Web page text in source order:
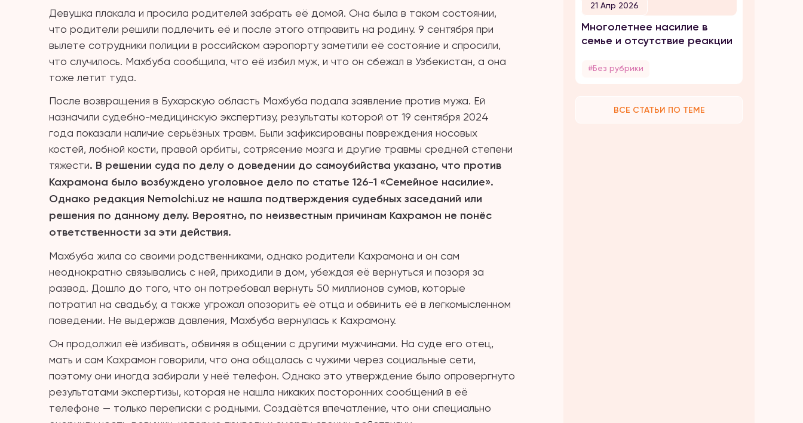
Девушка плакала и просила родителей забрать её домой. Она была в таком состоянии,
что родители решили подлечить её и после этого отправить на родину. 9 сентября при
вылете сотрудники полиции в российском аэропорту заметили её состояние и спросили,
что случилось. Махбуба сообщила, что её избил муж, и что он сбежал в Узбекистан, а она
тоже летит туда.
После возвращения в Бухарскую область Махбуба подала заявление против мужа. Ей
назначили судебно-медицинскую экспертизу, результаты которой от 19 сентября 2024
года показали наличие серьёзных травм. Были зафиксированы повреждения носовых
костей, лобной кости, правой орбиты, сотрясение мозга и другие травмы средней степени
тяжести. В решении суда по делу о доведении до самоубийства указано, что против
Кахрамона было возбуждено уголовное дело по статье 126-1 «Семейное насилие».
Однако редакция Nemolchi.uz не нашла подтверждения судебных заседаний или
решения по данному делу. Вероятно, по неизвестным причинам Кахрамон не понёс
ответственности за эти действия.
Махбуба жила со своими родственниками, однако родители Кахрамона и он сам
неоднократно связывались с ней, приходили в дом, убеждая её вернуться и позоря за
развод. Дошло до того, что он потребовал вернуть 50 миллионов сумов, которые
потратил на свадьбу, а также угрожал опозорить её отца и обвинить её в легкомысленном
поведении. Не выдержав давления, Махбуба вернулась к Кахрамону.
Он продолжил её избивать, обвиняя в общении с другими мужчинами. На суде его отец,
мать и сам Кахрамон говорили, что она общалась с чужими через социальные сети,
поэтому они иногда забирали у неё телефон. Однако это утверждение было опровергнуто
результатами экспертизы, которая не нашла никаких посторонних сообщений в её
телефоне — только переписки с родными. Создаётся впечатление, что они специально
21 Апр 2026
Многолетнее насилие в
семье и отсутствие реакции
#Без рубрики
ВСЕ СТАТЬИ ПО ТЕМЕ